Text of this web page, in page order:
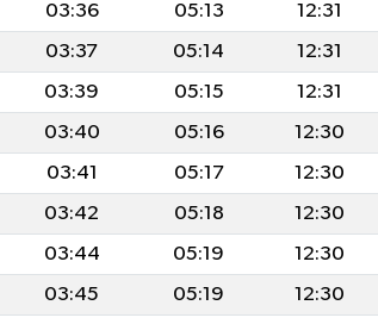
03:36 05:13 12:31
03:37 05:14 12:31
03:39 05:15 12:31
03:40 05:16 12:30
03:41 05:17 12:30
03:42 05:18 12:30
03:44 05:19 12:30
03:45 05:19 12:30